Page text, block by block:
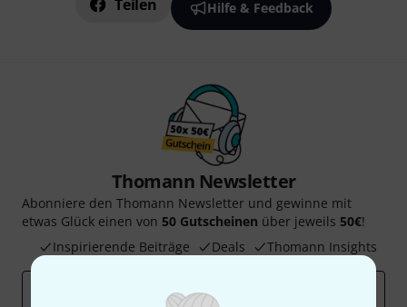
Teilen Hilfe & Feedback
Thomann Newsletter
Abonniere den Thomann Newsletter und gewinne mit
etwas Glück einen von 50 Gutscheinen über jeweils 50€!
Inspirierende Beiträge
Deals Thomann Insights